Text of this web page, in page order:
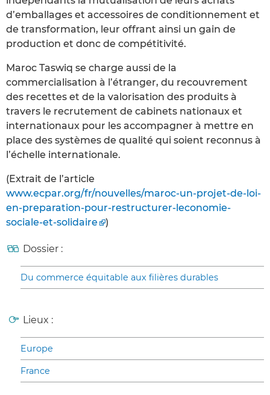
d’emballages et accessoires de conditionnement et
de transformation, leur offrant ainsi un gain de
production et donc de compétitivité.
Maroc Taswiq se charge aussi de la
commercialisation à l’étranger, du recouvrement
des recettes et de la valorisation des produits à
travers le recrutement de cabinets nationaux et
internationaux pour les accompagner à mettre en
place des systèmes de qualité qui soient reconnus à
l’échelle internationale.
(Extrait de l’article
www.ecpar.org/fr/nouvelles/maroc-un-projet-de-loi-
en-preparation-pour-restructurer-leconomie-
sociale-et-solidaire
)
Dossier :
Du commerce équitable aux filières durables
Lieux :
Europe
France